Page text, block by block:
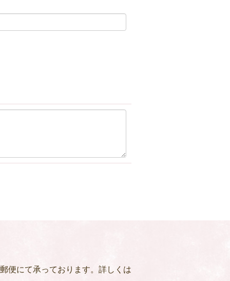
便にて承っております。詳しくは